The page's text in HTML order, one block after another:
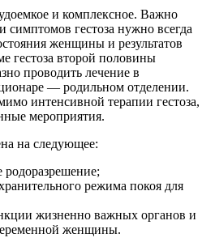
и комплексное. Важно
гестоза нужно всегда
женщины и результатов
гестоза второй половины
проводить лечение в
— родильном отделении.
интенсивной терапии гестоза,
мероприятия.
на следующее:
родоразрешение;
режима покоя для
жизненно важных органов и
женщины.